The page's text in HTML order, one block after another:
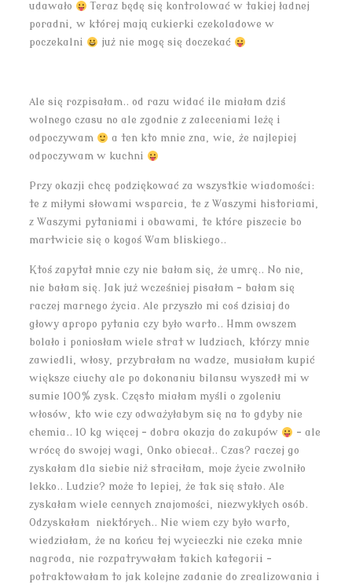
udawało
Teraz będę się kontrolować w takiej ładnej
poradni, w której mają cukierki czekoladowe w
poczekalni
już nie mogę się doczekać
Ale się rozpisałam.. od razu widać ile miałam dziś
wolnego czasu no ale zgodnie z zaleceniami leżę i
odpoczywam
a ten kto mnie zna, wie, że najlepiej
odpoczywam w kuchni
Przy okazji chcę podziękować za wszystkie wiadomości:
te z miłymi słowami wsparcia, te z Waszymi historiami,
z Waszymi pytaniami i obawami, te które piszecie bo
martwicie się o kogoś Wam bliskiego..
Ktoś zapytał mnie czy nie bałam się, że umrę.. No nie,
nie bałam się. Jak już wcześniej pisałam – bałam się
raczej marnego życia. Ale przyszło mi coś dzisiaj do
głowy apropo pytania czy było warto.. Hmm owszem
bolało i poniosłam wiele strat w ludziach, którzy mnie
zawiedli, włosy, przybrałam na wadze, musiałam kupić
większe ciuchy ale po dokonaniu bilansu wyszedł mi w
sumie 100% zysk. Często miałam myśli o zgoleniu
włosów, kto wie czy odważyłabym się na to gdyby nie
chemia.. 10 kg więcej – dobra okazja do zakupów
– ale
wrócę do swojej wagi, Onko obiecał.. Czas? raczej go
zyskałam dla siebie niż straciłam, moje życie zwolniło
lekko.. Ludzie? może to lepiej, że tak się stało. Ale
zyskałam wiele cennych znajomości, niezwykłych osób.
Odzyskałam niektórych.. Nie wiem czy było warto,
wiedziałam, że na końcu tej wycieczki nie czeka mnie
nagroda, nie rozpatrywałam takich kategorii –
potraktowałam to jak kolejne zadanie do zrealizowania i